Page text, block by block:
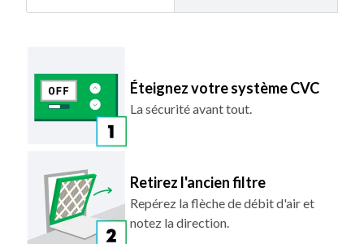
Éteignez votre système CVC
La sécurité avant tout.
Retirez l'ancien filtre
Repérez la flèche de débit d'air et
notez la direction.